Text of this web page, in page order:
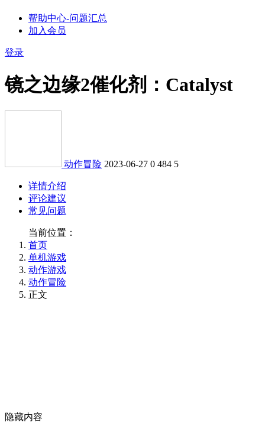
帮助中心-问题汇总
加入会员
登录
镜之边缘2催化剂：Catalyst
动作冒险 2023-06-27 0 484 5
详情介绍
评论建议
常见问题
当前位置：
首页
单机游戏
动作游戏
动作冒险
正文
隐藏内容